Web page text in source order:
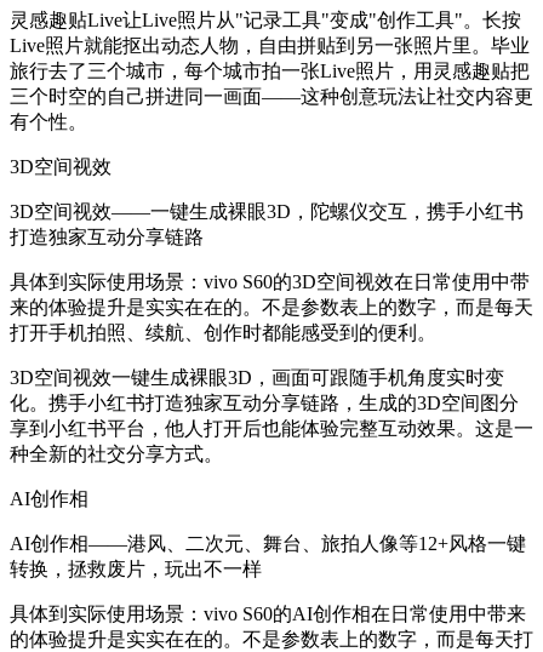
灵感趣贴Live让Live照片从"记录工具"变成"创作工具"。长按
Live照片就能抠出动态人物，自由拼贴到另一张照片里。毕业
旅行去了三个城市，每个城市拍一张Live照片，用灵感趣贴把
三个时空的自己拼进同一画面——这种创意玩法让社交内容更
有个性。
3D空间视效
3D空间视效——一键生成裸眼3D，陀螺仪交互，携手小红书
打造独家互动分享链路
具体到实际使用场景：vivo S60的3D空间视效在日常使用中带
来的体验提升是实实在在的。不是参数表上的数字，而是每天
打开手机拍照、续航、创作时都能感受到的便利。
3D空间视效一键生成裸眼3D，画面可跟随手机角度实时变
化。携手小红书打造独家互动分享链路，生成的3D空间图分
享到小红书平台，他人打开后也能体验完整互动效果。这是一
种全新的社交分享方式。
AI创作相
AI创作相——港风、二次元、舞台、旅拍人像等12+风格一键
转换，拯救废片，玩出不一样
具体到实际使用场景：vivo S60的AI创作相在日常使用中带来
的体验提升是实实在在的。不是参数表上的数字，而是每天打